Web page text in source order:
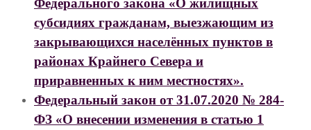
Федерального закона «О жилищных
субсидиях гражданам, выезжающим из
закрывающихся населённых пунктов в
районах Крайнего Севера и
приравненных к ним местностях».
Федеральный закон от 31.07.2020 № 284-
ФЗ «О внесении изменения в статью 1